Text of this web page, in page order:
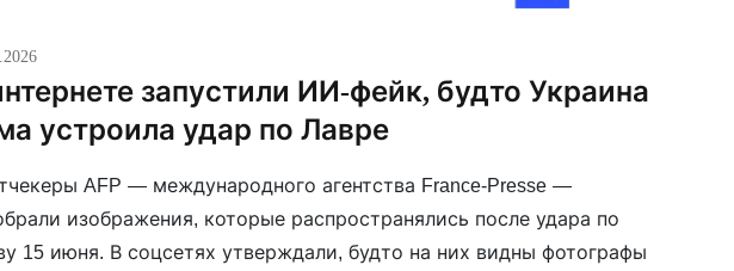
запустили ИИ-фейк, будто Украина
устроила удар по Лавре
AFP — международного агентства France-Presse —
изображения, которые распространялись после удара по
15 июня. В соцсетях утверждали, будто на них видны фотографы